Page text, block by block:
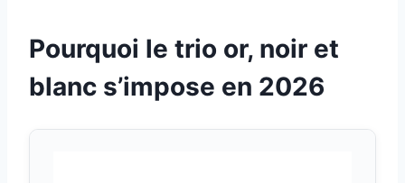
Pourquoi le trio or, noir et
blanc s’impose en 2026